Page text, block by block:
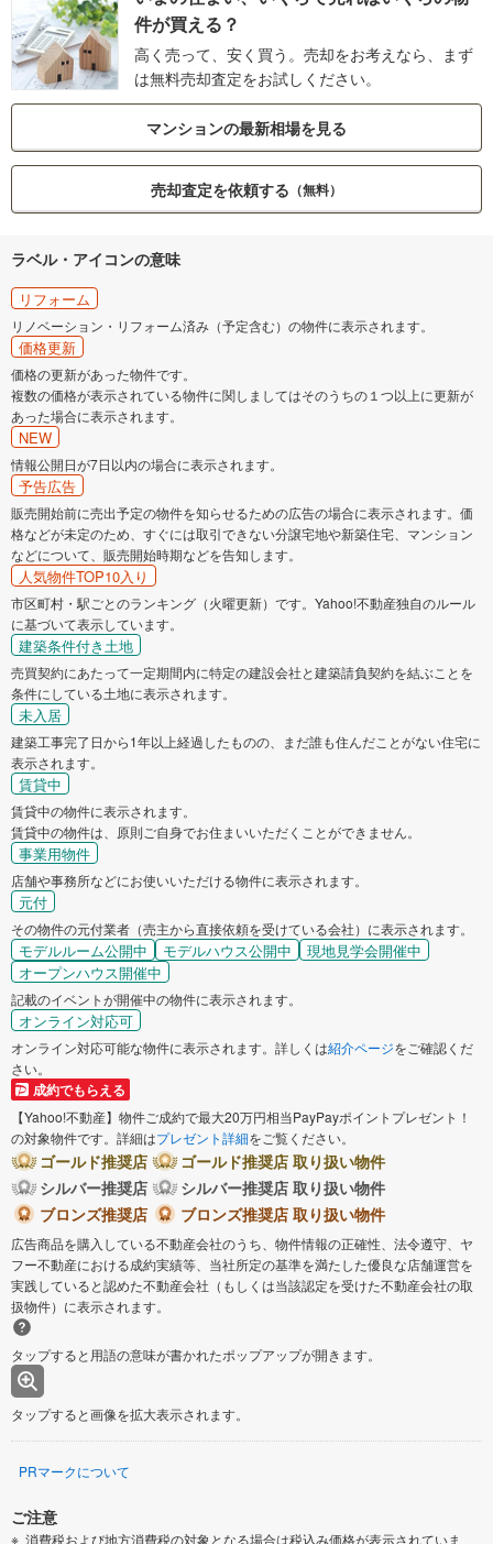
件が買える？
高く売って、安く買う。売却をお考えなら、まず
は無料売却査定をお試しください。
マンションの最新相場を見る
売却査定を依頼する （無料）
ラベル・アイコンの意味
リフォーム
リノベーション・リフォーム済み（予定含む）の物件に表示されます。
価格更新
価格の更新があった物件です。
複数の価格が表示されている物件に関しましてはそのうちの１つ以上に更新が
あった場合に表示されます。
NEW
情報公開日が7日以内の場合に表示されます。
予告広告
販売開始前に売出予定の物件を知らせるための広告の場合に表示されます。価
格などが未定のため、すぐには取引できない分譲宅地や新築住宅、マンション
などについて、販売開始時期などを告知します。
人気物件TOP10入り
市区町村・駅ごとのランキング（火曜更新）です。Yahoo!不動産独自のルール
に基づいて表示しています。
建築条件付き土地
売買契約にあたって一定期間内に特定の建設会社と建築請負契約を結ぶことを
条件にしている土地に表示されます。
未入居
建築工事完了日から1年以上経過したものの、まだ誰も住んだことがない住宅に
表示されます。
賃貸中
賃貸中の物件に表示されます。
賃貸中の物件は、原則ご自身でお住まいいただくことができません。
事業用物件
店舗や事務所などにお使いいただける物件に表示されます。
元付
その物件の元付業者（売主から直接依頼を受けている会社）に表示されます。
モデルルーム公開中 モデルハウス公開中
現地見学会開催中
オープンハウス開催中
記載のイベントが開催中の物件に表示されます。
オンライン対応可
オンライン対応可能な物件に表示されます。詳しくは紹介ページをご確認くだ
さい。
成約でもらえる
【Yahoo!不動産】物件ご成約で最大20万円相当PayPayポイントプレゼント！
の対象物件です。詳細はプレゼント詳細をご覧ください。
ゴールド推奨店
ゴールド推奨店 取り扱い物件
シルバー推奨店
シルバー推奨店 取り扱い物件
ブロンズ推奨店
ブロンズ推奨店 取り扱い物件
広告商品を購入している不動産会社のうち、物件情報の正確性、法令遵守、ヤ
フー不動産における成約実績等、当社所定の基準を満たした優良な店舗運営を
実践していると認めた不動産会社（もしくは当該認定を受けた不動産会社の取
扱物件）に表示されます。
タップすると用語の意味が書かれたポップアップが開きます。
タップすると画像を拡大表示されます。
PRマークについて
ご注意
消費税および地方消費税の対象となる場合は税込み価格が表示されていま